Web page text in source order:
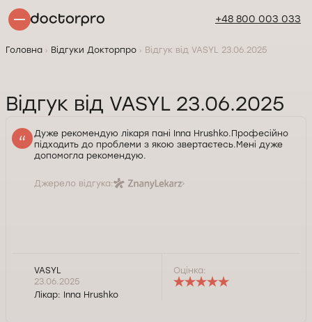
+48 800 003 033
Головна Відгуки Докторпро Відгук від VASYL 23.06.2025
Відгук від VASYL 23.06.2025
Дуже рекомендую лікаря пані Inna Hrushko.Професійно
підходить до проблеми з якою звертаєтесь.Мені дуже
допомогла рекомендую.
Джерело відгука:
VASYL
23.06.2025
Лікар: Inna Hrushko
Оцінка: